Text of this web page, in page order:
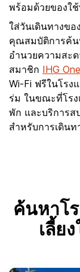
พร้อมด้วยของใ
ใส่วันเดินทางข
คุณสมบัติการค้น
อำนวยความสะ
สมาชิก IHG
Wi-Fi ฟรีในโรง
ร่ม ในขณะที่โรง
พัก และบริการส
สำหรับการเดินท
ค้นหาโ
เลี้ย